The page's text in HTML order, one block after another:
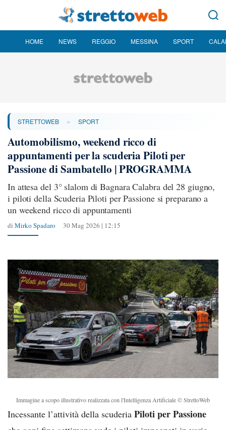
HOME NEWS REGGIO MESSINA SPORT
STRETTOWEB » SPORT
Automobilismo, weekend ricco di
appuntamenti per la scuderia Piloti per
Passione di Sambatello | PROGRAMMA
In attesa del 3° slalom di Bagnara Calabra del 28 giugno,
i piloti della Scuderia Piloti per Passione si preparano a
un weekend ricco di appuntamenti
di Mirko Spadaro 30 Mag 2026 | 12:15
Immagine a scopo illustrativo realizzata con l'Intelligenza Artificiale © StrettoWeb
Incessante l’attività della scuderia Piloti per Passione